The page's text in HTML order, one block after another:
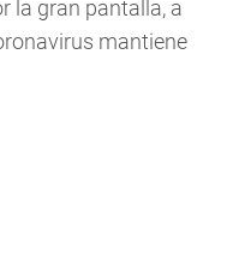
la gran pantalla, a
mantiene